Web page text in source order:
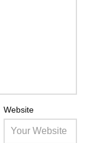
Website